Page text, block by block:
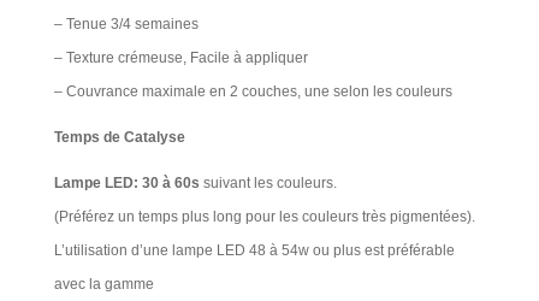
– Tenue 3/4 semaines
– Texture crémeuse, Facile à appliquer
– Couvrance maximale en 2 couches, une selon les couleurs
Temps de Catalyse
Lampe LED: 30 à 60s suivant les couleurs.
(Préférez un temps plus long pour les couleurs très pigmentées).
L’utilisation d’une lampe LED 48 à 54w ou plus est préférable
avec la gamme